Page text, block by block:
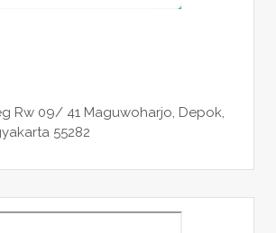
Rw 09/ 41 Maguwoharjo, Depok,
55282